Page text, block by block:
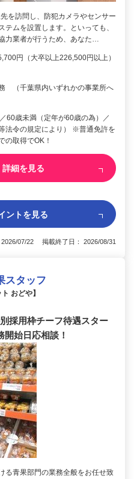
を訪問し、防犯カメラやセンサー
テムを設置します。といっても、
力業者が行うため、あなた…
円（大卒以上226,500円以上）
（千葉県内いずれかの事業所へ
60歳未満（定年が60歳の為）／
法令の規定により） ※普通免許を
の取得でOK！
詳細を見る
ントを見る
2026/07/22 掲載終了日： 2026/08/31
スタッフ
おどや】
採用枠チーフ待遇スター
開始日応相談！
る青果部門の業務全般をお任せ致